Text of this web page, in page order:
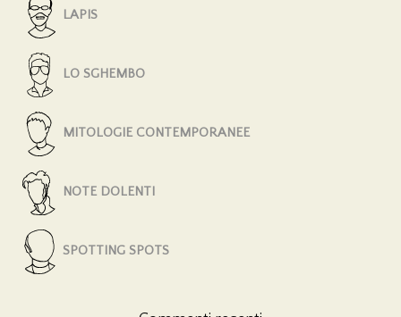
LAPIS
LO SGHEMBO
MITOLOGIE CONTEMPORANEE
NOTE DOLENTI
SPOTTING SPOTS